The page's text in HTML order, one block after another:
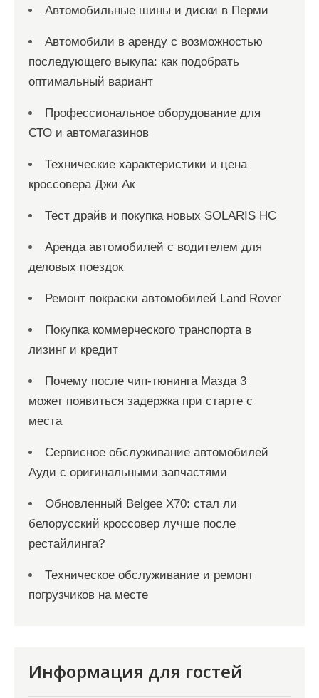
Автомобильные шины и диски в Перми
Автомобили в аренду с возможностью
последующего выкупа: как подобрать
оптимальный вариант
Профессиональное оборудование для
СТО и автомагазинов
Технические характеристики и цена
кроссовера Джи Ак
Тест драйв и покупка новых SOLARIS HC
Аренда автомобилей с водителем для
деловых поездок
Ремонт покраски автомобилей Land Rover
Покупка коммерческого транспорта в
лизинг и кредит
Почему после чип-тюнинга Мазда 3
может появиться задержка при старте с
места
Сервисное обслуживание автомобилей
Ауди с оригинальными запчастями
Обновленный Belgee X70: стал ли
белорусский кроссовер лучше после
рестайлинга?
Техническое обслуживание и ремонт
погрузчиков на месте
Информация для гостей